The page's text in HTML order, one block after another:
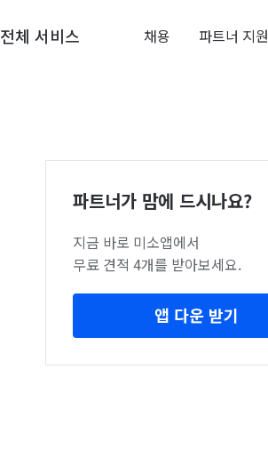
전체 서비스 채용 파트너 지원
파트너가 맘에 드시나요?
지금 바로 미소앱에서
무료 견적 4개를 받아보세요.
앱 다운 받기